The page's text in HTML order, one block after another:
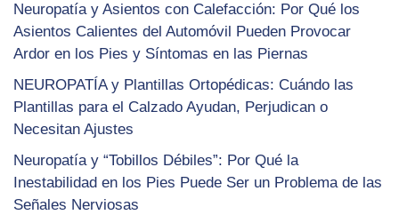
Neuropatía y Asientos con Calefacción: Por Qué los
Asientos Calientes del Automóvil Pueden Provocar
Ardor en los Pies y Síntomas en las Piernas
NEUROPATÍA y Plantillas Ortopédicas: Cuándo las
Plantillas para el Calzado Ayudan, Perjudican o
Necesitan Ajustes
Neuropatía y “Tobillos Débiles”: Por Qué la
Inestabilidad en los Pies Puede Ser un Problema de las
Señales Nerviosas